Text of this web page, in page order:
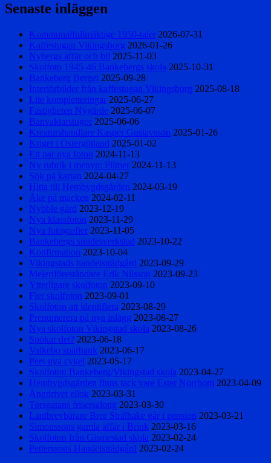
Senaste inläggen
Kommunalfullmäktige 1950-talet 2026-07-31
Kaffestugan Vikingsborg 2026-01-26
Nybergs affär och bil 2025-11-03
Skolfoto 1945-46 Bankebergs skola 2025-10-31
Bankeberg Berget 2025-09-28
Interiörbilder från kaffestugan Vikingsborg 2025-08-18
Lite kompletteringar 2025-06-27
Fastigheten Nygärde 2025-06-07
Banvaktarstugor 2025-06-06
Kreaturshandlare Kasper Gustavsson 2025-01-26
Kriget i Östergötland 2025-01-02
Ett par nya foton 2024-11-13
Ny rubrik i menyn: Filmer 2024-11-13
Sök på kartan 2024-04-27
Hitta till Hembygdsgården 2024-03-19
Åke på macken 2024-02-11
Nybble gård 2023-12-19
Nya klassfoton 2023-11-29
Nya fotografier 2023-11-05
Bankebergs smidesverkstad 2023-10-22
Konfirmation 2023-10-04
Vikingstads handelsträdgård 2023-09-29
Mejeriföreståndare Erik Nilsson 2023-09-23
Ytterligare skolfoton 2023-09-10
Fler skolfoton 2023-09-01
Skolfoton att identifiera 2023-08-29
Prenumerera på nya inlägg 2023-08-27
Nya skolfoton Vikingstad skola 2023-08-26
Spökar det? 2023-06-18
Valkebo sparbank 2023-06-17
Pers nya cykel 2023-05-17
Skolfoton Bankeberg/Vikingstad skola 2023-04-27
Hembygdsgården finns tack vare Ester Norrbom 2023-04-09
Ångdrivet ellok 2023-03-31
Torsgatans frisersalong 2023-03-30
Lantbrevbärare Bror Strålhake går i pension 2023-03-21
Simonssons gamla affär i Brink 2023-03-16
Skolfoton från Gismestad skola 2023-02-24
Petterssons Handelsträdgård 2023-02-24